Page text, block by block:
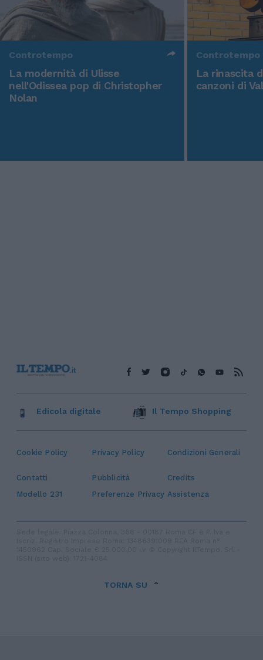
Controtempo
La modernità di Ulisse
nell'Odissea pop di Christopher
Nolan
Controtempo
La rinascita
canzoni di
Cookie Policy Privacy Policy Condizioni Generali
Contatti Pubblicità
Credits
Modello 231
Preferenze Privacy Assistenza
Edicola digitale Il Tempo Shopping
TORNA SU